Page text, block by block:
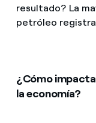
resultado? La
petróleo
¿Cómo
la economía?